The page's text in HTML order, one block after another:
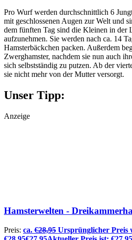
Pro Wurf werden durchschnittlich 6
mit geschlossenen Augen zur Welt und
dem fünften Tag sind die Kleinen in der
aufzunehmen. Sie werden nach ca. 14
Hamsterbäckchen packen. Außerdem
Zwerghamster, nachdem sie nun auch
sich selbstständig zu putzen. Ab der
sie nicht mehr von der Mutter versorgt.
Unser Tipp:
Anzeige
Hamsterwelten -
Preis: ca. €28,95 Ursprünglicher Preis